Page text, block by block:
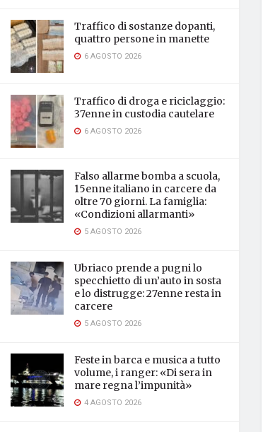
Traffico di sostanze dopanti,
quattro persone in manette
6 AGOSTO 2026
Traffico di droga e riciclaggio:
37enne in custodia cautelare
6 AGOSTO 2026
Falso allarme bomba a scuola,
15enne italiano in carcere da
oltre 70 giorni. La famiglia:
«Condizioni allarmanti»
5 AGOSTO 2026
Ubriaco prende a pugni lo
specchietto di un’auto in sosta
e lo distrugge: 27enne resta in
carcere
5 AGOSTO 2026
Feste in barca e musica a tutto
volume, i ranger: «Di sera in
mare regna l’impunità»
4 AGOSTO 2026